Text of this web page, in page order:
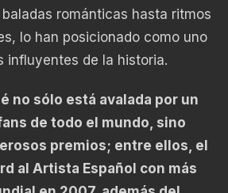
románticas hasta ritmos
lo han posicionado como uno
influyentes de la historia.
no sólo está avalada por un
de todo el mundo, sino
premios; entre ellos, el
al Artista Español con más